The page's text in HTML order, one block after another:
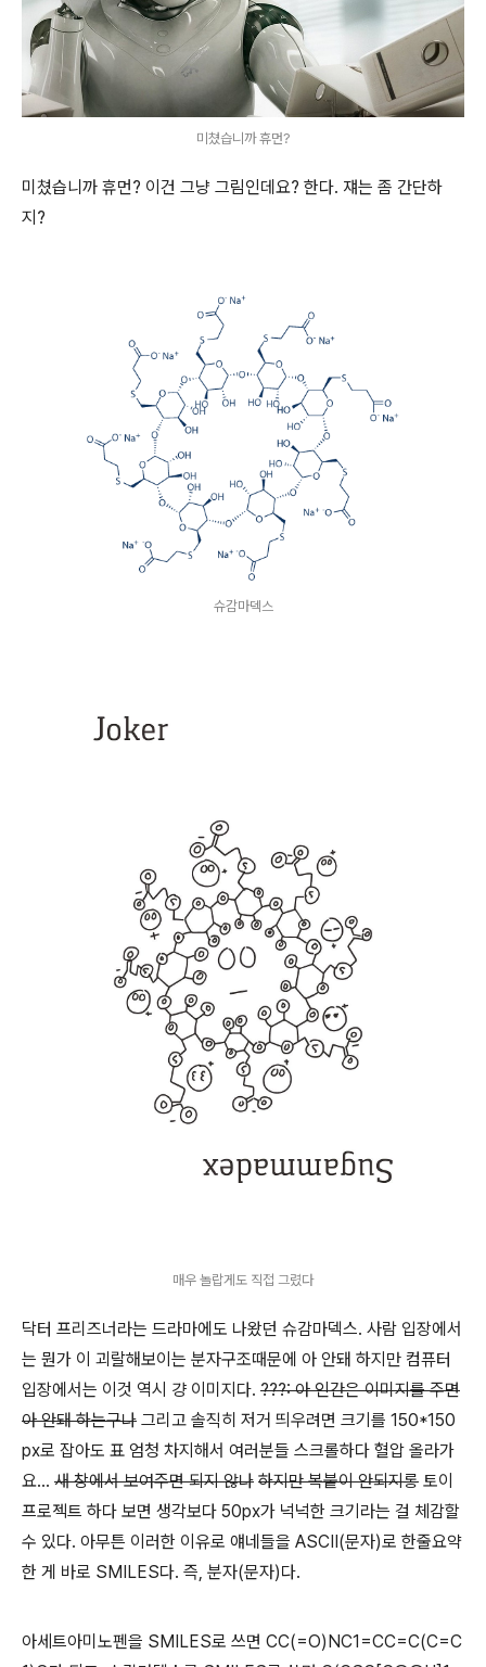
미쳤습니까 휴먼?
미쳤습니까 휴먼? 이건 그냥 그림인데요? 한다. 쟤는 좀 간단하
지?
슈감마덱스
매우 놀랍게도 직접 그렸다
닥터 프리즈너라는 드라마에도 나왔던 슈감마덱스. 사람 입장에서
는 뭔가 이 괴랄해보이는 분자구조때문에 아 안돼 하지만 컴퓨터
입장에서는 이것 역시 걍 이미지다. ???: 아 인간은 이미지를 주면
아 안돼 하는구나 그리고 솔직히 저거 띄우려면 크기를 150*150
px로 잡아도 표 엄청 차지해서 여러분들 스크롤하다 혈압 올라가
요... 새 창에서 보여주면 되지 않나 하지만 복붙이 안되지롱 토이
프로젝트 하다 보면 생각보다 50px가 넉넉한 크기라는 걸 체감할
수 있다. 아무튼 이러한 이유로 얘네들을 ASCII(문자)로 한줄요약
한 게 바로 SMILES다. 즉, 분자(문자)다.
아세트아미노펜을 SMILES로 쓰면 CC(=O)NC1=CC=C(C=C